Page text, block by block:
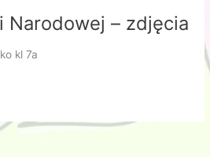
Narodowej – zdjęcia
kl 7a